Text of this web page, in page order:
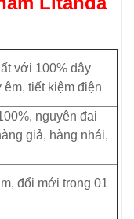
với 100% dây
tiết kiệm điện
nguyên đai
giả, hàng nhái,
đổi mới trong 01